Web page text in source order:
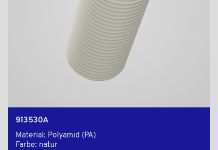
913530A
Material: Polyamid (PA)
Farbe: natur